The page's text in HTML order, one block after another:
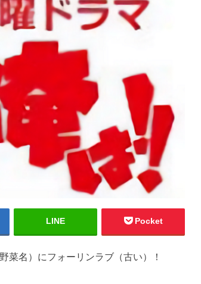
LINE Pocket
菜名）にフォーリンラブ（古い）！